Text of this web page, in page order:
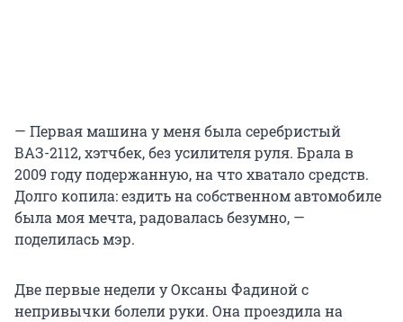
— Первая машина у меня была серебристый
ВАЗ-2112, хэтчбек, без усилителя руля. Брала в
2009 году подержанную, на что хватало средств.
Долго копила: ездить на собственном автомобиле
была моя мечта, радовалась безумно, —
поделилась мэр.
Две первые недели у Оксаны Фадиной с
непривычки болели руки. Она проездила на